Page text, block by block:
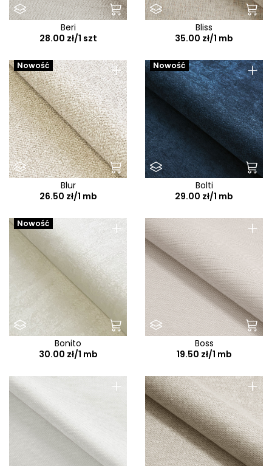
Beri
28.00 zł/1 szt
Bliss
35.00 zł/1 mb
+
Nowość
Blur
26.50 zł/1 mb
+
Nowość
Bolti
29.00 zł/1 mb
+
Nowość
Bonito
30.00 zł/1 mb
+
Boss
19.50 zł/1 mb
+ +